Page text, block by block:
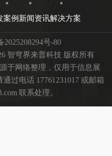
案例 新闻资讯解决方案
2025208294号-80
智穹界来普科技 版权所有
于网络整理，仅用于信息展
过电话 17761231017 或邮箱
联系处理。